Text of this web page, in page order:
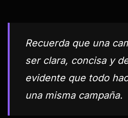
Recuerda que una
ser clara, concisa y
evidente que todo
una misma campaña.